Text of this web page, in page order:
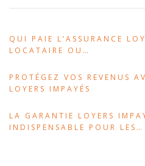
QUI PAIE L’ASSURANCE
LOCATAIRE OU…
PROTÉGEZ VOS REVENUS
LOYERS IMPAYÉS
LA GARANTIE LOYERS
INDISPENSABLE POUR LES…